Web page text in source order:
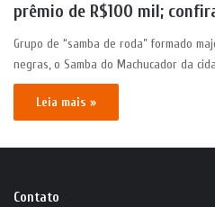
prêmio de R$100 mil;
Grupo de “samba de roda” formado
negras, o Samba do Machucador da
Leia mais »
Contato